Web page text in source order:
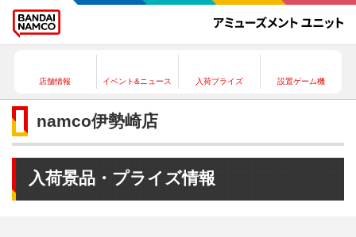
店舗情報 イベント&ニュース 入荷プライズ 設置ゲーム機
namco伊勢崎店
入荷景品・プライズ情報